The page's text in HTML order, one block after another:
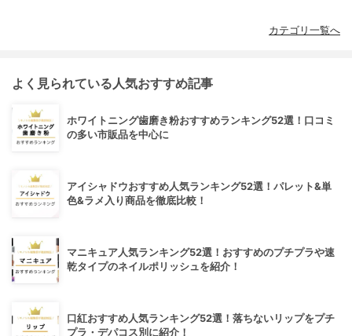
カテゴリ一覧へ
よく見られている人気おすすめ記事
ホワイトニング歯磨き粉おすすめランキング52選！口コミ
の多い市販品を中心に
アイシャドウおすすめ人気ランキング52選！パレット&単
色&ラメ入り商品を徹底比較！
マニキュア人気ランキング52選！おすすめのプチプラや速
乾タイプのネイルポリッシュを紹介！
口紅おすすめ人気ランキング52選！落ちないリップをプチ
プラ・デパコス別に紹介！